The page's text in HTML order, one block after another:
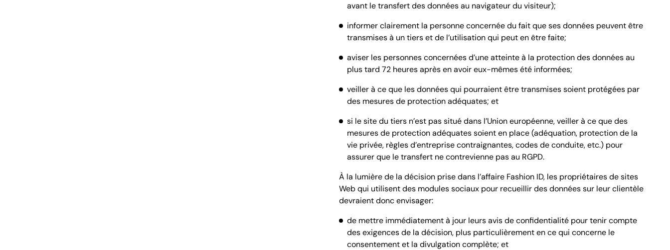
avant le transfert des données au navigateur du visiteur);
informer clairement la personne concernée du fait que ses données peuvent être
transmises à un tiers et de l’utilisation qui peut en être faite;
aviser les personnes concernées d’une atteinte à la protection des données au
plus tard 72 heures après en avoir eux-mêmes été informées;
veiller à ce que les données qui pourraient être transmises soient protégées par
des mesures de protection adéquates; et
si le site du tiers n’est pas situé dans l’Union européenne, veiller à ce que des
mesures de protection adéquates soient en place (adéquation, protection de la
vie privée, règles d’entreprise contraignantes, codes de conduite, etc.) pour
assurer que le transfert ne contrevienne pas au RGPD.
À la lumière de la décision prise dans l’affaire Fashion ID, les propriétaires de sites
Web qui utilisent des modules sociaux pour recueillir des données sur leur clientèle
devraient donc envisager:
de mettre immédiatement à jour leurs avis de confidentialité pour tenir compte
des exigences de la décision, plus particulièrement en ce qui concerne le
consentement et la divulgation complète; et